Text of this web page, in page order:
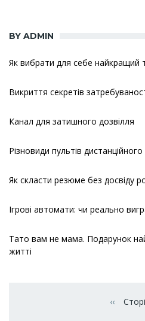
BY ADMIN
Як вибрати для себе найкращий
Викриття секретів
Канал для затишного дозвілля
Різновиди пультів
Як скласти резюме без досвіду
Ігрові автомати: чи реально
Тато вам не мама. Подарунок
житті
‹‹